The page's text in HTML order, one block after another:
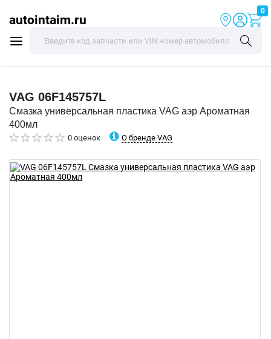
autointaim.ru
0
VAG 06F145757L
Смазка универсальная пластика VAG аэр Ароматная
400мл
0 оценок О бренде VAG